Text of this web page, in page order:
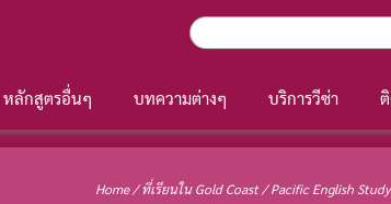
หลักสูตรอื่นๆ บทความต่างๆ บริการวีซ่า
Home/ที่เรียนใน Gold Coast/Pacific English